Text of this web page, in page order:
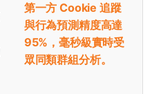
第一方 Cookie 追蹤
與行為預測精度高達
95%，毫秒級實時受
眾同類群組分析。